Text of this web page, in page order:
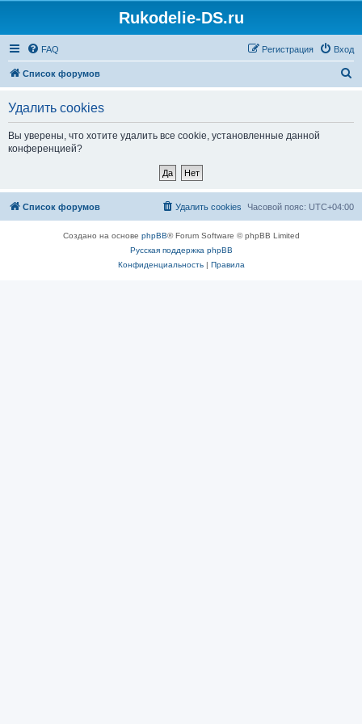
Rukodelie-DS.ru
FAQ Вход
Регистрация
Список форумов
Удалить cookies
Вы уверены, что хотите удалить все cookie, установленные данной
конференцией?
Список форумов Часовой пояс: UTC+04:00
Удалить cookies
Создано на основе phpBB® Forum Software © phpBB Limited
Русская поддержка phpBB
Конфиденциальность| Правила